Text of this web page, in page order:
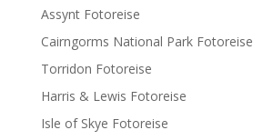
Assynt Fotoreise
Cairngorms National Park Fotoreise
Torridon Fotoreise
Harris & Lewis Fotoreise
Isle of Skye Fotoreise